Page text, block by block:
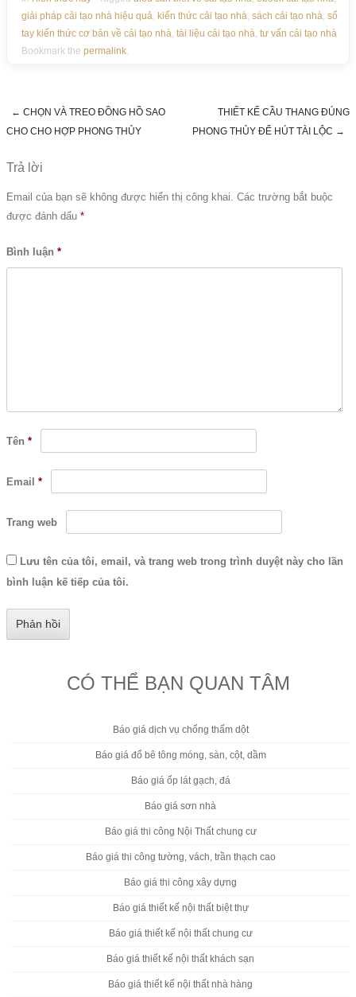
giải pháp cải tạo nhà hiệu quả, kiến thức cải tạo nhà, sách cải tạo nhà, sổ
tay kiến thức cơ bản về cải tạo nhà, tài liệu cải tạo nhà, tư vấn cải tạo nhà
Bookmark the permalink.
Post navigation
← CHỌN VÀ TREO ĐỒNG HỒ SAO
CHO CHO HỢP PHONG THỦY
THIẾT KẾ CẦU THANG ĐÚNG
PHONG THỦY ĐỂ HÚT TÀI LỘC →
Trả lời
Email của bạn sẽ không được hiển thị công khai. Các trường bắt buộc
được đánh dấu *
Bình luận *
Tên *
Email *
Trang web
Lưu tên của tôi, email, và trang web trong trình duyệt này cho lần
bình luận kế tiếp của tôi.
CÓ THỂ BẠN QUAN TÂM
Báo giá dịch vụ chống thấm dột
Báo giá đổ bê tông móng, sàn, cột, dầm
Báo giá ốp lát gạch, đá
Báo giá sơn nhà
Báo giá thi công Nội Thất chung cư
Báo giá thi công tường, vách, trần thạch cao
Báo giá thi công xây dựng
Báo giá thiết kế nội thất biệt thự
Báo giá thiết kế nội thất chung cư
Báo giá thiết kế nội thất khách sạn
Báo giá thiết kế nội thất nhà hàng